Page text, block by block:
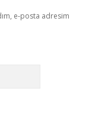
e-posta adresim